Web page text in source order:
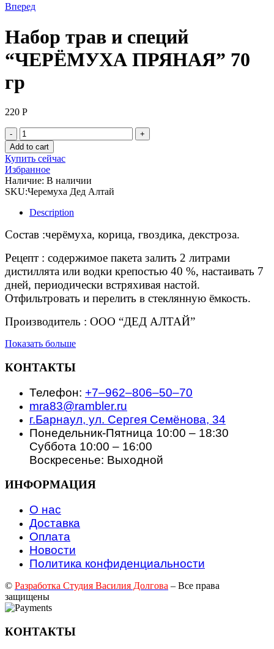
Вперед
Набор трав и специй
“ЧЕРЁМУХА ПРЯНАЯ” 70
гр
220 Р
Набор
трав
и
специй
"ЧЕРЁМУХА
ПРЯНАЯ"
70
гр
quantity
Add to cart
Купить сейчас
Избранное
Наличие: В наличии
SKU:Черемуха Дед Алтай
Description
Состав :черёмуха, корица, гвоздика, декстроза.
Рецепт : содержимое пакета залить 2 литрами
дистиллята или водки крепостью 40 %, настаивать 7
дней, периодически встряхивая настой.
Отфильтровать и перелить в стеклянную ёмкость.
Производитель : ООО “ДЕД АЛТАЙ”
Показать больше
КОНТАКТЫ
Телефон: +7‒962‒806‒50‒70
mra83@rambler.ru
г.Барнаул, ул. Сергея Семёнова, 34
Понедельник-Пятница 10:00 – 18:30
Суббота 10:00 – 16:00
Воскресенье: Выходной
ИНФОРМАЦИЯ
О нас
Доставка
Оплата
Новости
Политика конфиденциальности
© Разработка Студия Василия Долгова – Все права
защищены
КОНТАКТЫ